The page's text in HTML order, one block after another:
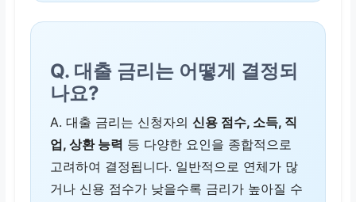
Q. 대출 금리는 어떻게 결정되
나요?
A. 대출 금리는 신청자의신용 점수, 소득, 직
업, 상환 능력 등 다양한 요인을 종합적으로
고려하여 결정됩니다. 일반적으로 연체가 많
거나 신용 점수가 낮을수록 금리가 높아질 수